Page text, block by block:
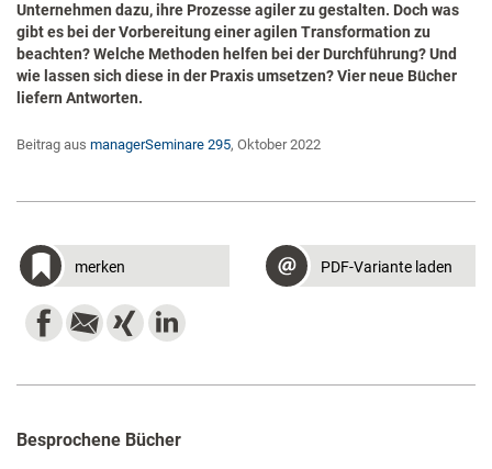
Unternehmen dazu, ihre Prozesse agiler zu gestalten. Doch was
gibt es bei der Vorbereitung einer agilen Transformation zu
beachten? Welche Methoden helfen bei der Durchführung? Und
wie lassen sich diese in der Praxis umsetzen? Vier neue Bücher
liefern Antworten.
Beitrag aus managerSeminare 295, Oktober 2022
merken PDF-Variante laden
Besprochene Bücher